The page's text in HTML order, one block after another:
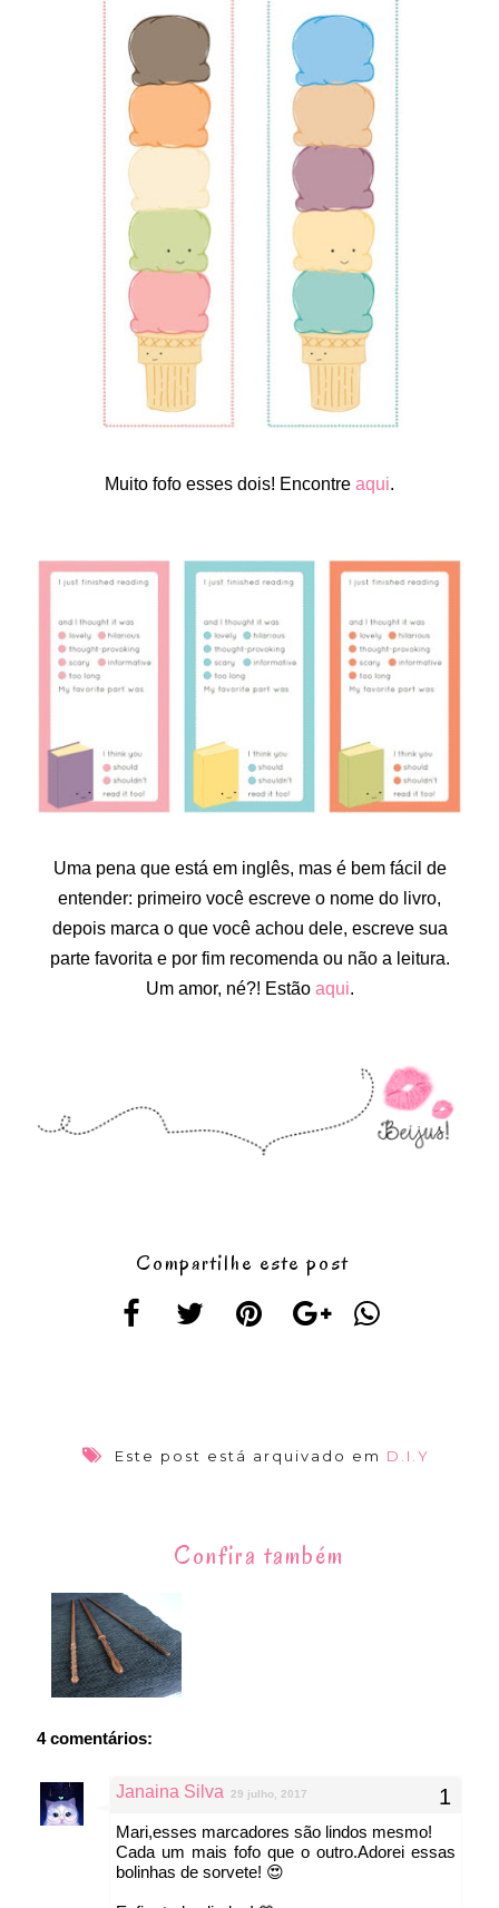
Muito fofo esses dois! Encontre aqui.
Uma pena que está em inglês, mas é bem fácil de
entender: primeiro você escreve o nome do livro,
depois marca o que você achou dele, escreve sua
parte favorita e por fim recomenda ou não a leitura.
Um amor, né?! Estão aqui.
Compartilhe este post
Este post está arquivado em D.I.Y
Confira também
4 comentários:
Janaina Silva 29 julho, 2017
Mari,esses marcadores são lindos mesmo!
Cada um mais fofo que o outro.Adorei essas
bolinhas de sorvete! 😍